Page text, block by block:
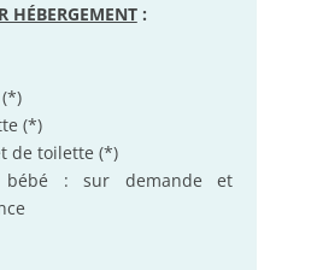
HÉBERGEMENT:
(*)
de toilette (*)
: sur demande et